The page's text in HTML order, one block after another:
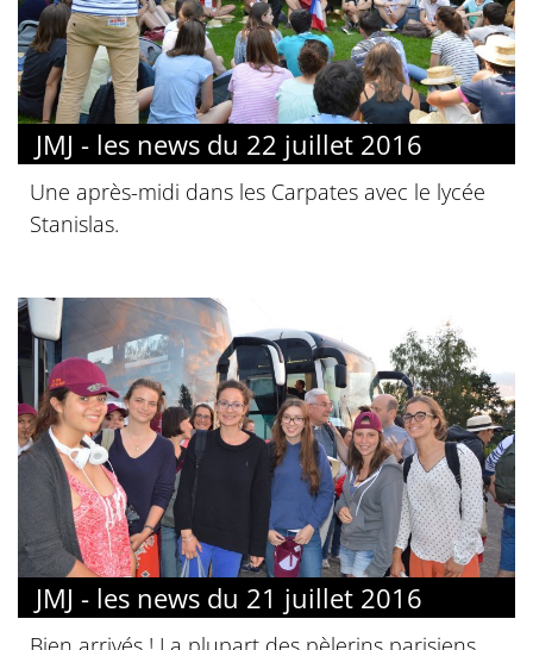
JMJ - les news du 22 juillet 2016
Une après-midi dans les Carpates avec le lycée
Stanislas.
JMJ - les news du 21 juillet 2016